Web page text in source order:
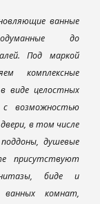
ванные
до
Под маркой
комплексные
виде целостных
с возможностью
в том числе
душевые
присутствуют
биде и
ванных комнат,